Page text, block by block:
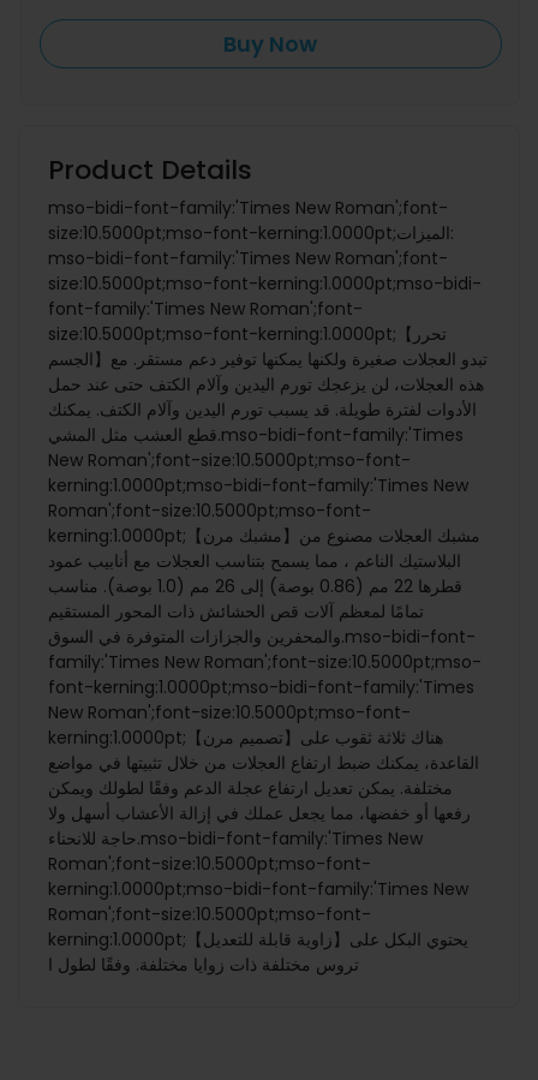
Buy Now
Product Details
mso-bidi-font-family:'Times New Roman';font-
size:10.5000pt;mso-font-kerning:1.0000pt;الميزات:
mso-bidi-font-family:'Times New Roman';font-
size:10.5000pt;mso-font-kerning:1.0000pt;mso-bidi-
font-family:'Times New Roman';font-
size:10.5000pt;mso-font-kerning:1.0000pt;【تحرر
الجسم】تبدو العجلات صغيرة ولكنها يمكنها توفير دعم مستقر. مع
هذه العجلات، لن يزعجك تورم اليدين وآلام الكتف حتى عند حمل
الأدوات لفترة طويلة. قد يسبب تورم اليدين وآلام الكتف. يمكنك
قطع العشب مثل المشي.mso-bidi-font-family:'Times
New Roman';font-size:10.5000pt;mso-font-
kerning:1.0000pt;mso-bidi-font-family:'Times New
Roman';font-size:10.5000pt;mso-font-
kerning:1.0000pt;【مشبك مرن】مشبك العجلات مصنوع من
البلاستيك الناعم ، مما يسمح بتناسب العجلات مع أنابيب عمود
قطرها 22 مم (0.86 بوصة) إلى 26 مم (1.0 بوصة). مناسب
تمامًا لمعظم آلات قص الحشائش ذات المحور المستقيم
والمحفرين والجزازات المتوفرة في السوق.mso-bidi-font-
family:'Times New Roman';font-size:10.5000pt;mso-
font-kerning:1.0000pt;mso-bidi-font-family:'Times
New Roman';font-size:10.5000pt;mso-font-
kerning:1.0000pt;【تصميم مرن】هناك ثلاثة ثقوب على
القاعدة، يمكنك ضبط ارتفاع العجلات من خلال تثبيتها في مواضع
مختلفة. يمكن تعديل ارتفاع عجلة الدعم وفقًا لطولك ويمكن
رفعها أو خفضها، مما يجعل عملك في إزالة الأعشاب أسهل ولا
حاجة للانحناء.mso-bidi-font-family:'Times New
Roman';font-size:10.5000pt;mso-font-
kerning:1.0000pt;mso-bidi-font-family:'Times New
Roman';font-size:10.5000pt;mso-font-
kerning:1.0000pt;【زاوية قابلة للتعديل】يحتوي البكل على
تروس مختلفة ذات زوايا مختلفة. وفقًا لطول ا